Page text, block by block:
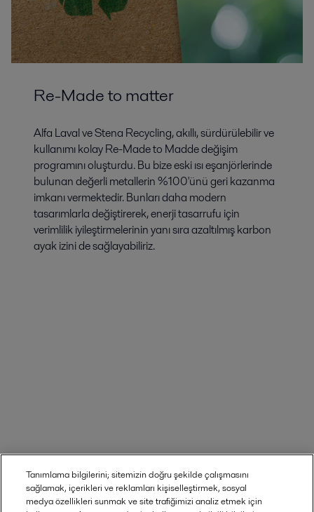
Re-Made to matter
Alfa Laval ve Stena Recycling, akıllı, sürdürülebilir ve
kullanımı kolay Re-Made to Madde değişim
programını oluşturdu. Bu bize eski ısı eşanjörlerinde
bulunan değerli metallerin %100'ünü geri kazanma
imkanı vermektedir. Bunları daha modern
tasarımlarla değiştirerek, enerji tasarrufu için
verimlilik iyileştirmelerinin yanı sıra azaltılmış karbon
ayak izini de sağlayabiliriz.
Tanımlama bilgilerini; sitemizin doğru şekilde çalışmasını
sağlamak, içerikleri ve reklamları kişiselleştirmek, sosyal
medya özellikleri sunmak ve site trafiğimizi analiz etmek için